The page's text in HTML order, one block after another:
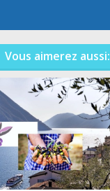
Vous aimerez aussi: